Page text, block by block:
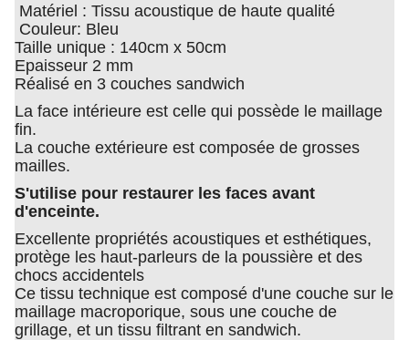
Matériel : Tissu acoustique de haute qualité
Couleur: Bleu
Taille unique : 140cm x 50cm
Epaisseur 2 mm
Réalisé en 3 couches sandwich
La face intérieure est celle qui possède le maillage
fin.
La couche extérieure est composée de grosses
mailles.
S'utilise pour restaurer les faces avant
d'enceinte.
Excellente propriétés acoustiques et esthétiques,
protège les haut-parleurs de la poussière et des
chocs accidentels
Ce tissu technique est composé d'une couche sur le
maillage macroporique, sous une couche de
grillage, et un tissu filtrant en sandwich.